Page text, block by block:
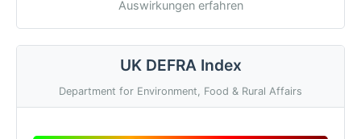
Auswirkungen erfahren
UK DEFRA Index
Department for Environment, Food & Rural Affairs